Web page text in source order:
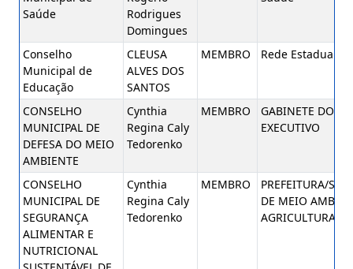
Saúde
Rodrigues
Domingues
Conselho
Municipal de
Educação
CLEUSA
ALVES DOS
SANTOS
MEMBRO Rede Estadual
CONSELHO
MUNICIPAL DE
DEFESA DO MEIO
AMBIENTE
Cynthia
Regina Caly
Tedorenko
MEMBRO
GABINETE DO
EXECUTIVO
CONSELHO
MUNICIPAL DE
SEGURANÇA
ALIMENTAR E
NUTRICIONAL
Cynthia
Regina Caly
Tedorenko
MEMBRO
PREFEITURA/
DE MEIO
AGRICULTURA